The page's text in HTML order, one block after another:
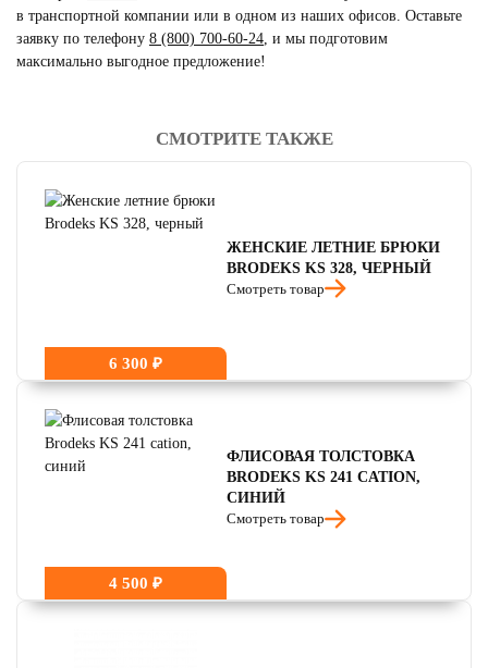
в транспортной компании или в одном из наших офисов. Оставьте
заявку по телефону 8 (800) 700-60-24 и мы подготовим
максимально выгодное предложение!
4.5
СМОТРИТЕ ТАКЖЕ
6 300 ₽
ЖЕНСКИЕ ЛЕТНИЕ БРЮКИ
BRODEKS KS 328, ЧЕРНЫЙ
Смотреть товар
4 500 ₽
ФЛИСОВАЯ ТОЛСТОВКА
BRODEKS KS 241 CATION,
СИНИЙ
Смотреть товар